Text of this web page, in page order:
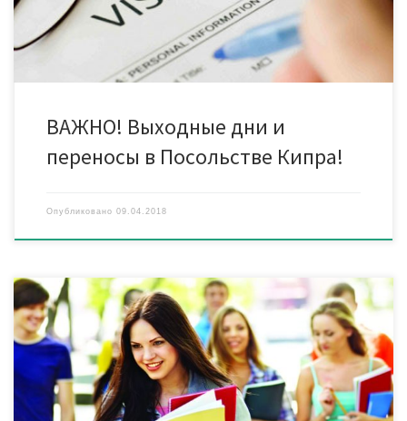
Информируем вас, что Посольство […]
ВАЖНО! Выходные дни и
переносы в Посольстве Кипра!
Опубликовано 09.04.2018
Предлагаем образовательные туры в Великобританию,
Ирландию, Францию, Италию, Испанию, Чехию, Швейцарию,
Австрию, Германию, на Мальту и на Кипр. Компания организует
разнообразные программы обучения взрослых и детей
европейским языкам: английскому, французскому,
итальянскому и немецкому. Наши специалисты помогут